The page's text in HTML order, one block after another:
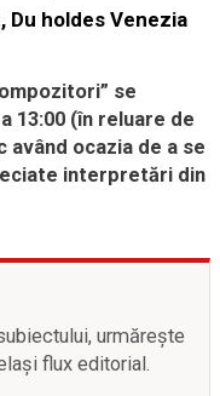
Du holdes Venezia
se
13:00 (în reluare de
având ocazia de a se
interpretări din
urmărește
flux editorial.